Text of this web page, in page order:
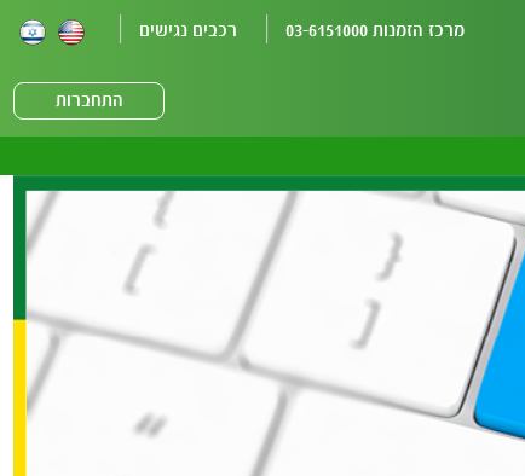
מרכז הזמנות 03-6151000 רכבים נגישים
התחברות